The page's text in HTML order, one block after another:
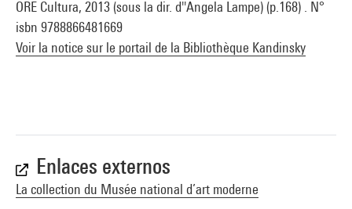
ORE Cultura, 2013 (sous la dir. d''Angela Lampe) (p.168) . N°
isbn 9788866481669
Voir la notice sur le portail de la Bibliothèque Kandinsky
Enlaces externos
La collection du Musée national d’art moderne